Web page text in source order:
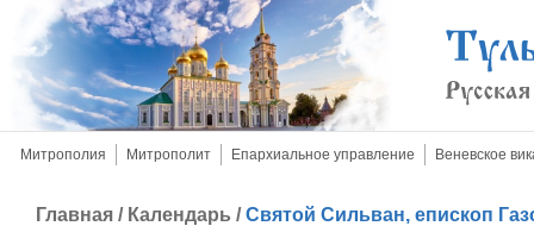
Митрополия Митрополит Епархиальное управление Веневское
Главная / Календарь /Святой Сильван, епископ